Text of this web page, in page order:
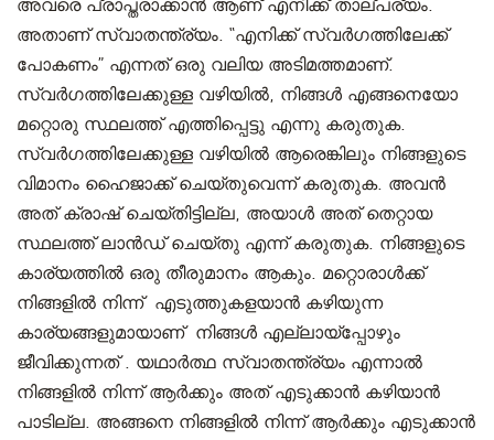
അവരെ പ്രാപ്തരാക്കാൻ ആണ് എനിക്ക് താല്പര്യം.
അതാണ് സ്വാതന്ത്ര്യം. “എനിക്ക് സ്വർഗത്തിലേക്ക്
പോകണം” എന്നത് ഒരു വലിയ അടിമത്തമാണ്.
സ്വർഗത്തിലേക്കുള്ള വഴിയിൽ, നിങ്ങൾ എങ്ങനെയോ
മറ്റൊരു സ്ഥലത്ത് എത്തിപ്പെട്ടു എന്നു കരുതുക.
സ്വർഗത്തിലേക്കുള്ള വഴിയിൽ ആരെങ്കിലും നിങ്ങളുടെ
വിമാനം ഹൈജാക്ക് ചെയ്തുവെന്ന് കരുതുക. അവൻ
അത് ക്രാഷ് ചെയ്തിട്ടില്ല, അയാൾ അത് തെറ്റായ
സ്ഥലത്ത് ലാൻഡ് ചെയ്തു എന്ന് കരുതുക. നിങ്ങളുടെ
കാര്യത്തിൽ ഒരു തീരുമാനം ആകും. മറ്റൊരാൾക്ക്
നിങ്ങളിൽ നിന്ന് എടുത്തുകളയാൻ കഴിയുന്ന
കാര്യങ്ങളുമായാണ് നിങ്ങൾ എല്ലായ്പ്പോഴും
ജീവിക്കുന്നത് . യഥാർത്ഥ സ്വാതന്ത്ര്യം എന്നാൽ
നിങ്ങളിൽ നിന്ന് ആർക്കും അത് എടുക്കാൻ കഴിയാൻ
പാടില്ല. അങ്ങനെ നിങ്ങളിൽ നിന്ന് ആർക്കും എടുക്കാൻ